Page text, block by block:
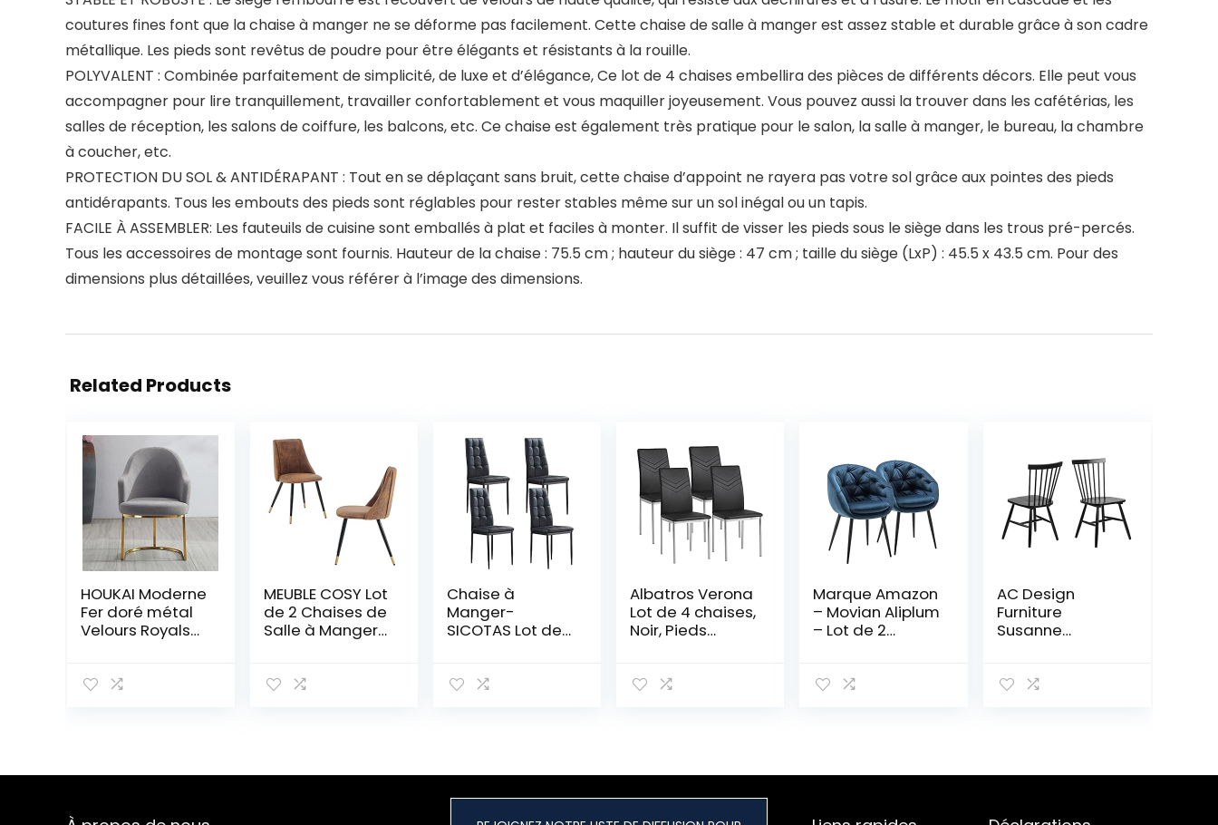
coutures fines font que la chaise à manger ne se déforme pas facilement. Cette chaise de salle à manger est assez stable et durable grâce à son cadre
métallique. Les pieds sont revêtus de poudre pour être élégants et résistants à la rouille.
POLYVALENT : Combinée parfaitement de simplicité, de luxe et d’élégance, Ce lot de 4 chaises embellira des pièces de différents décors. Elle peut vous
accompagner pour lire tranquillement, travailler confortablement et vous maquiller joyeusement. Vous pouvez aussi la trouver dans les cafétérias, les
salles de réception, les salons de coiffure, les balcons, etc. Ce chaise est également très pratique pour le salon, la salle à manger, le bureau, la chambre
à coucher, etc.
PROTECTION DU SOL & ANTIDÉRAPANT : Tout en se déplaçant sans bruit, cette chaise d’appoint ne rayera pas votre sol grâce aux pointes des pieds
antidérapants. Tous les embouts des pieds sont réglables pour rester stables même sur un sol inégal ou un tapis.
FACILE À ASSEMBLER: Les fauteuils de cuisine sont emballés à plat et faciles à monter. Il suffit de visser les pieds sous le siège dans les trous pré-percés.
Tous les accessoires de montage sont fournis. Hauteur de la chaise : 75.5 cm ; hauteur du siège : 47 cm ; taille du siège (LxP) : 45.5 x 43.5 cm. Pour des
dimensions plus détaillées, veuillez vous référer à l’image des dimensions.
Related Products
HOUKAI Moderne
Fer doré métal
Velours Royals
Habillage café
(Color : Gray),
MEUBLE COSY Lot
de 2 Chaises de
Salle à Manger
rembourrée en
52,5×49,5x83cm
Chaise à
Manger-
SICOTAS Lot de
Chaise de
Chaise Modern
pour Salle à
Albatros Verona
Lot de 4 chaises,
Noir, Pieds
Marque Amazon
– Movian Aliplum
– Lot de 2
foncé
AC Design
Furniture
Susanne
2, H: 86 x l: 50,5 x